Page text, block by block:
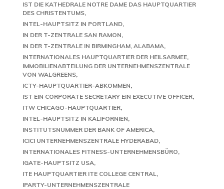
IST DIE KATHEDRALE NOTRE DAME DAS HAUPTQUARTIER
DES CHRISTENTUMS
INTEL-HAUPTSITZ IN PORTLAND
IN DER T-ZENTRALE SAN RAMON
IN DER T-ZENTRALE IN BIRMINGHAM, ALABAMA
INTERNATIONALES HAUPTQUARTIER DER HEILSARMEE
IMMOBILIENABTEILUNG DER UNTERNEHMENSZENTRALE
VON WALGREENS
ICTY-HAUPTQUARTIER-ABKOMMEN
IST EIN CORPORATE SECRETARY EIN EXECUTIVE OFFICER
ITW CHICAGO-HAUPTQUARTIER
INTEL-HAUPTSITZ IN KALIFORNIEN
INSTITUTSNUMMER DER BANK OF AMERICA
ICICI UNTERNEHMENSZENTRALE HYDERABAD
INTERNATIONALES FITNESS-UNTERNEHMENSBÜRO
IGATE-HAUPTSITZ USA
ITE HAUPTQUARTIER ITE COLLEGE CENTRAL
IPARTY-UNTERNEHMENSZENTRALE